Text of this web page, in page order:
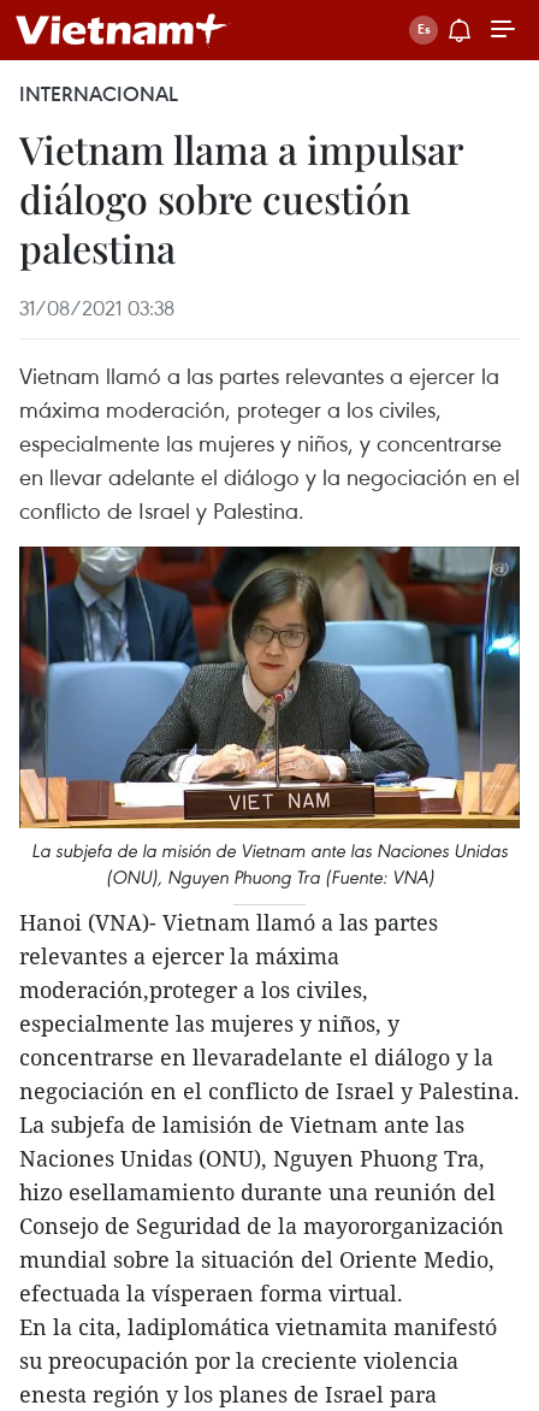
INTERNACIONAL
Vietnam llama a impulsar
diálogo sobre cuestión
palestina
31/08/2021 03:38
Vietnam llamó a las partes relevantes a ejercer la
máxima moderación, proteger a los civiles,
especialmente las mujeres y niños, y concentrarse
en llevar adelante el diálogo y la negociación en el
conflicto de Israel y Palestina.
La subjefa de la misión de Vietnam ante las Naciones Unidas
(ONU), Nguyen Phuong Tra (Fuente: VNA)
Hanoi (VNA)- Vietnam llamó a las partes
relevantes a ejercer la máxima
moderación,proteger a los civiles,
especialmente las mujeres y niños, y
concentrarse en llevaradelante el diálogo y la
negociación en el conflicto de Israel y Palestina.
La subjefa de lamisión de Vietnam ante las
Naciones Unidas (ONU), Nguyen Phuong Tra,
hizo esellamamiento durante una reunión del
Consejo de Seguridad de la mayororganización
mundial sobre la situación del Oriente Medio,
efectuada la vísperaen forma virtual.
En la cita, ladiplomática vietnamita manifestó
su preocupación por la creciente violencia
enesta región y los planes de Israel para